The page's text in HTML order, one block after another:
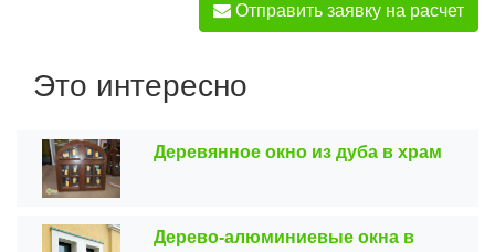
Отправить заявку на расчет
Это интересно
Деревянное окно из дуба в храм
Дерево-алюминиевые окна в